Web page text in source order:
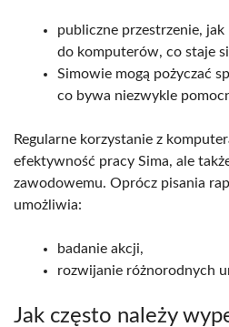
publiczne przestrzenie,
do komputerów, co staje
Simowie mogą pożyczać
co bywa niezwykle
Regularne korzystanie z
efektywność pracy Sima, ale
zawodowemu. Oprócz pisania
umożliwia:
badanie akcji,
rozwijanie różnorodnych
Jak często należy